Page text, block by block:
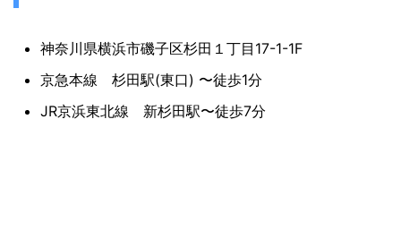
神奈川県横浜市磯子区杉田１丁目17-1-1F
京急本線 杉田駅(東口) 〜徒歩1分
JR京浜東北線 新杉田駅〜徒歩7分